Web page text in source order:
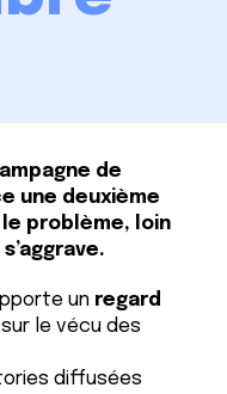
de
une deuxième
problème, loin
un regard
le vécu des
diffusées